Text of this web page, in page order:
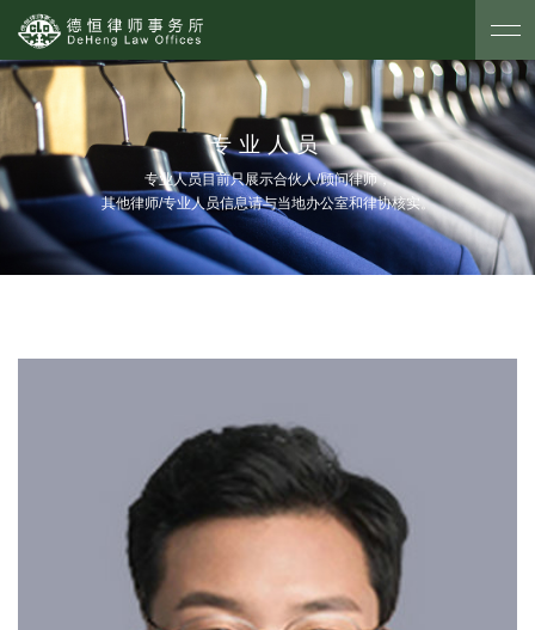
专业人员
专业人员目前只展示合伙人/顾问律师，
其他律师/专业人员信息请与当地办公室和律协核实。